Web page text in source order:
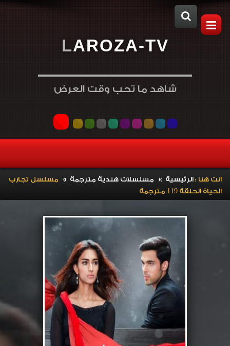
LAROZA-TV
شاهد ما تحب وقت العرض
انت هنا :الرئيسية » مسلسلات هندية مترجمة » مسلسل تجارب
الحياة الحلقة 119 مترجمة